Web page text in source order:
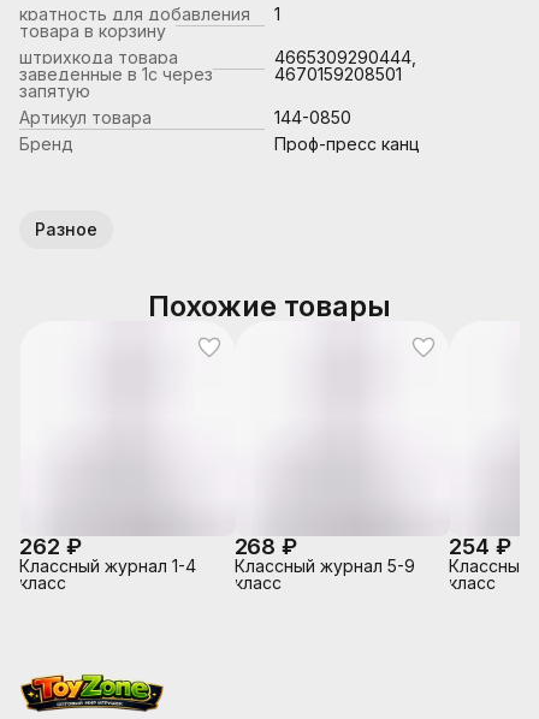
кратность для добавления
товара в корзину
1
штрихкода товара
заведенные в 1с через
запятую
4665309290444,
4670159208501
Артикул товара
144-0850
Бренд
Проф-пресс канц
Разное
Похожие товары
262 ₽
Классный журнал 1-4
класс
268 ₽
Классный журнал 5-9
класс
254 ₽
Классный
класс